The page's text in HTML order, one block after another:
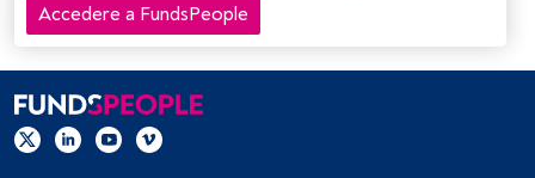
Accedere a FundsPeople